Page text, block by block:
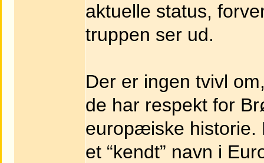
aktuelle status,
truppen ser ud.
Der er ingen tvivl
de har respekt for
europæiske historie.
et “kendt” navn i